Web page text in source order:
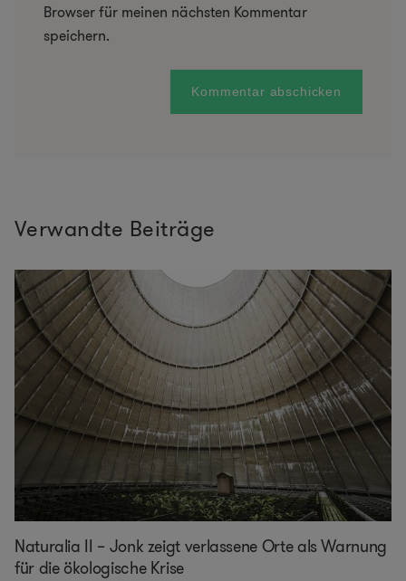
Browser für meinen nächsten Kommentar
speichern.
Verwandte Beiträge
Naturalia II – Jonk zeigt verlassene Orte als Warnung
für die ökologische Krise